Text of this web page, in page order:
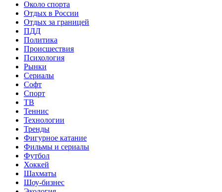
Около спорта
Отдых в России
Отдых за границей
ПДД
Политика
Происшествия
Психология
Рынки
Сериалы
Софт
Спорт
ТВ
Теннис
Технологии
Тренды
Фигурное катание
Фильмы и сериалы
Футбол
Хоккей
Шахматы
Шоу-бизнес